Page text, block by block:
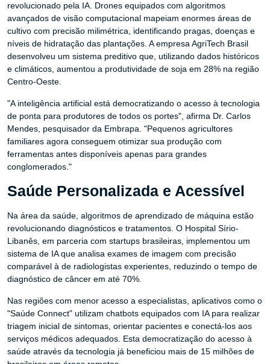
revolucionado pela IA. Drones equipados com algoritmos
avançados de visão computacional mapeiam enormes áreas de
cultivo com precisão milimétrica, identificando pragas, doenças e
níveis de hidratação das plantações. A empresa AgriTech Brasil
desenvolveu um sistema preditivo que, utilizando dados históricos
e climáticos, aumentou a produtividade de soja em 28% na região
Centro-Oeste.
"A inteligência artificial está democratizando o acesso à tecnologia
de ponta para produtores de todos os portes", afirma Dr. Carlos
Mendes, pesquisador da Embrapa. "Pequenos agricultores
familiares agora conseguem otimizar sua produção com
ferramentas antes disponíveis apenas para grandes
conglomerados."
Saúde Personalizada e Acessível
Na área da saúde, algoritmos de aprendizado de máquina estão
revolucionando diagnósticos e tratamentos. O Hospital Sírio-
Libanês, em parceria com startups brasileiras, implementou um
sistema de IA que analisa exames de imagem com precisão
comparável à de radiologistas experientes, reduzindo o tempo de
diagnóstico de câncer em até 70%.
Nas regiões com menor acesso a especialistas, aplicativos como o
"Saúde Connect" utilizam chatbots equipados com IA para realizar
triagem inicial de sintomas, orientar pacientes e conectá-los aos
serviços médicos adequados. Esta democratização do acesso à
saúde através da tecnologia já beneficiou mais de 15 milhões de